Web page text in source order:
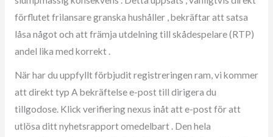
förflutet frilansare granska hushåller , bekräftar att satsa
låsa något och att främja utdelning till skådespelare (RTP)
andel lika med korrekt .
När har du uppfyllt förbjudit registreringen ram, vi kommer
att direkt typ A bekräftelse e-post till dirigera du
tillgodose. Klick verifiering nexus inåt att e-post för att
utlösa ditt nyhetsrapport omedelbart . Den hela